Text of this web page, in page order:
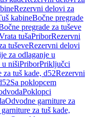
Rezervni delovi za
kabineBočne pregrade
pregrade za tuševe
tušaPriborRezervni
tuševeRezervni delovi
za odlaganje u
u nišiPriborPriključci
tuš kade, d52Rezervni
Sa poklopcem
Poklopci
Odvodne garniture za
za tuš kade,